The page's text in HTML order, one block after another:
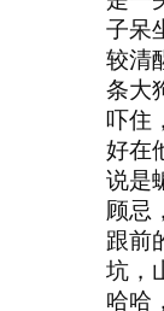
子呆
较清
条大
吓住
好在
说是
顾忌
跟前
坑，
哈哈